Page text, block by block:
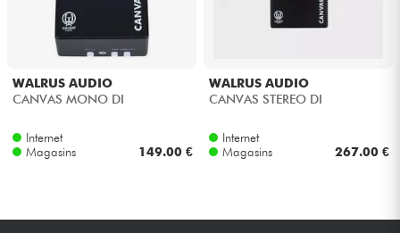
Eveil Musical
Câbles & Access.
HiFi
Packs
WALRUS AUDIO
CANVAS MONO DI
Internet
Magasins
149.00 €
WALRUS AUDIO
CANVAS STEREO DI
Internet
Magasins
267.00 €